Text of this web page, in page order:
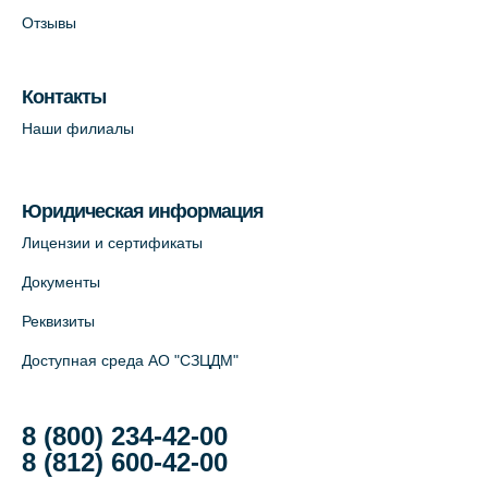
пр. В.О., д.5 (официальный партнёр)
Отзывы
Контакты
Наши филиалы
Юридическая информация
Лицензии и сертификаты
Документы
Реквизиты
Доступная среда АО "СЗЦДМ"
8 (800) 234-42-00
8 (812) 600-42-00